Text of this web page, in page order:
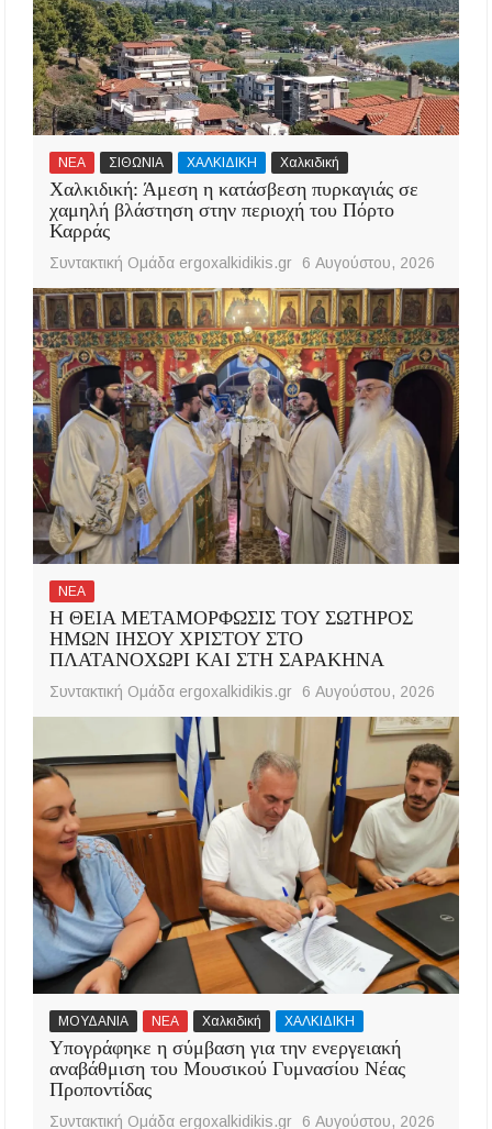
ΝΕΑ ΣΙΘΩΝΙΑ ΧΑΛΚΙΔΙΚΗ Χαλκιδική
Χαλκιδική: Άμεση η κατάσβεση πυρκαγιάς σε
χαμηλή βλάστηση στην περιοχή του Πόρτο
Καρράς
Συντακτική Ομάδα ergoxalkidikis.gr 6 Αυγούστου, 2026
ΝΕΑ
Η ΘΕΙΑ ΜΕΤΑΜΟΡΦΩΣΙΣ ΤΟΥ ΣΩΤΗΡΟΣ
ΗΜΩΝ ΙΗΣΟΥ ΧΡΙΣΤΟΥ ΣΤΟ
ΠΛΑΤΑΝΟΧΩΡΙ ΚΑΙ ΣΤΗ ΣΑΡΑΚΗΝΑ
Συντακτική Ομάδα ergoxalkidikis.gr 6 Αυγούστου, 2026
ΜΟΥΔΑΝΙΑ ΝΕΑ Χαλκιδική ΧΑΛΚΙΔΙΚΗ
Υπογράφηκε η σύμβαση για την ενεργειακή
αναβάθμιση του Μουσικού Γυμνασίου Νέας
Προποντίδας
Συντακτική Ομάδα ergoxalkidikis.gr 6 Αυγούστου, 2026